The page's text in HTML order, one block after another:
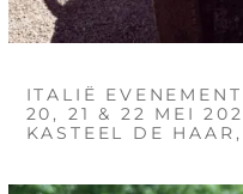
ITALIË EVENEMENT
20, 21 & 22 MEI
KASTEEL DE